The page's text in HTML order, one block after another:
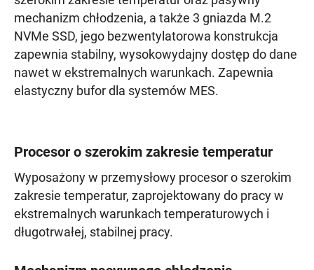
mechanizm chłodzenia, a także 3 gniazda M.2
NVMe SSD, jego bezwentylatorowa konstrukcja
zapewnia stabilny, wysokowydajny dostęp do dane
nawet w ekstremalnych warunkach. Zapewnia
elastyczny bufor dla systemów MES.
Procesor o szerokim zakresie temperatur
Wyposażony w przemysłowy procesor o szerokim
zakresie temperatur, zaprojektowany do pracy w
ekstremalnych warunkach temperaturowych i
długotrwałej, stabilnej pracy.